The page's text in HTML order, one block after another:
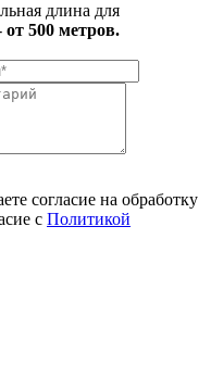
длина для
от 500 метров.
согласие на обработку
с Политикой